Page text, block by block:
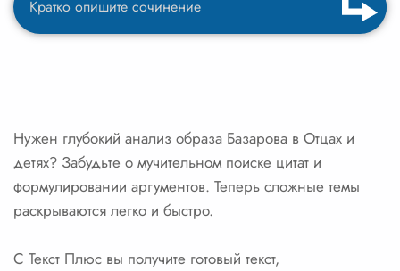
Нужен глубокий анализ образа Базарова в Отцах и
детях? Забудьте о мучительном поиске цитат и
формулировании аргументов. Теперь сложные темы
раскрываются легко и быстро.
С Текст Плюс вы получите готовый текст,